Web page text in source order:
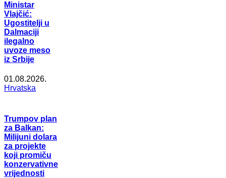
Ministar
Vlajčić:
Ugostitelji u
Dalmaciji
ilegalno
uvoze meso
iz Srbije
01.08.2026.
Hrvatska
Trumpov plan
za Balkan:
Milijuni dolara
za projekte
koji promiču
konzervativne
vrijednosti